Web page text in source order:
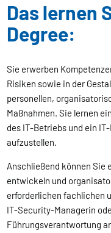
Das lernen
Degree:
Sie erwerben
Risiken sowie in der
personellen,
Maßnahmen. Sie lernen
des IT-Betriebs und ein
aufzustellen.
Anschließend können Sie
entwickeln und
erforderlichen fachlichen
IT-Security-Managerin
Führungsverantwortung